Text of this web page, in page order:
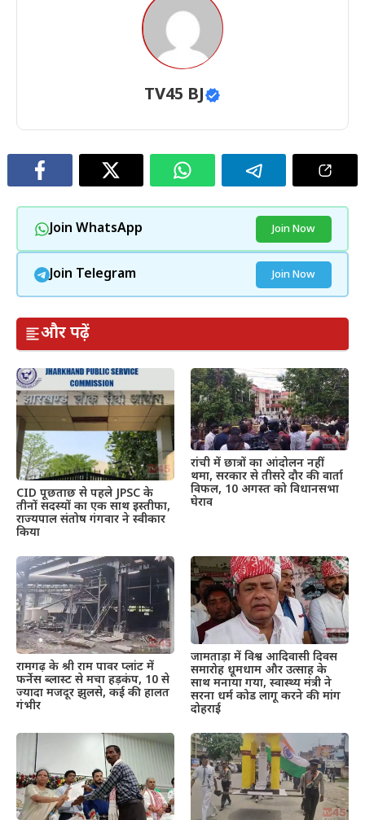
TV45 BJ
Join WhatsApp Join Now
Join Telegram Join Now
और पढ़ें
CID पूछताछ से पहले JPSC के
तीनों सदस्यों का एक साथ इस्तीफा,
राज्यपाल संतोष गंगवार ने स्वीकार
किया
रांची में छात्रों का आंदोलन नहीं
थमा, सरकार से तीसरे दौर की वार्ता
विफल, 10 अगस्त को विधानसभा
घेराव
रामगढ़ के श्री राम पावर प्लांट में
फर्नेस ब्लास्ट से मचा हड़कंप, 10 से
ज्यादा मजदूर झुलसे, कई की हालत
गंभीर
जामताड़ा में विश्व आदिवासी दिवस
समारोह धूमधाम और उत्साह के
साथ मनाया गया, स्वास्थ्य मंत्री ने
सरना धर्म कोड लागू करने की मांग
दोहराई